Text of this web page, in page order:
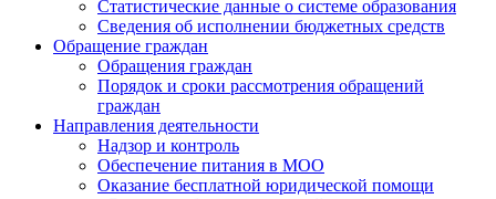
Статистические данные о системе образования
Сведения об исполнении бюджетных средств
Обращение граждан
Обращения граждан
Порядок и сроки рассмотрения обращений
граждан
Направления деятельности
Надзор и контроль
Обеспечение питания в МОО
Оказание бесплатной юридической помощи